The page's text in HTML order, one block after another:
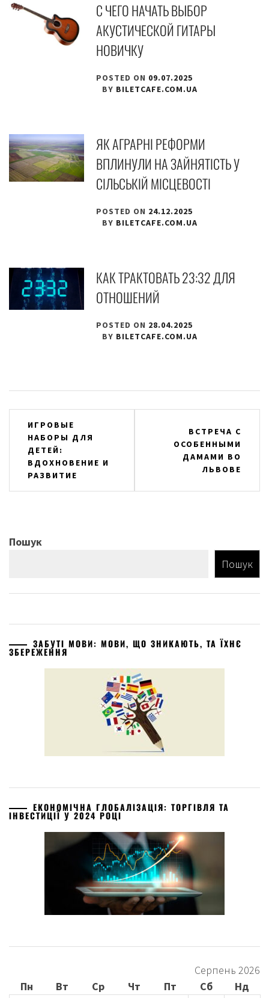
С ЧЕГО НАЧАТЬ ВЫБОР
АКУСТИЧЕСКОЙ ГИТАРЫ
НОВИЧКУ
POSTED ON 09.07.2025
BY BILETCAFE.COM.UA
ЯК АГРАРНІ РЕФОРМИ
ВПЛИНУЛИ НА ЗАЙНЯТІСТЬ У
СІЛЬСЬКІЙ МІСЦЕВОСТІ
POSTED ON 24.12.2025
BY BILETCAFE.COM.UA
КАК ТРАКТОВАТЬ 23:32 ДЛЯ
ОТНОШЕНИЙ
POSTED ON 28.04.2025
BY BILETCAFE.COM.UA
Навігація
записів
ИГРОВЫЕ
НАБОРЫ ДЛЯ
ДЕТЕЙ:
ВДОХНОВЕНИЕ И
РАЗВИТИЕ
ВСТРЕЧА С
ОСОБЕННЫМИ
ДАМАМИ ВО
ЛЬВОВЕ
Пошук
Пошук
ЗАБУТІ МОВИ: МОВИ, ЩО ЗНИКАЮТЬ, ТА ЇХНЄ
ЗБЕРЕЖЕННЯ
ЕКОНОМІЧНА ГЛОБАЛІЗАЦІЯ: ТОРГІВЛЯ ТА
ІНВЕСТИЦІЇ У 2024 РОЦІ
Серпень 2026
Пн
Вт Ср Чт Пт Сб Нд